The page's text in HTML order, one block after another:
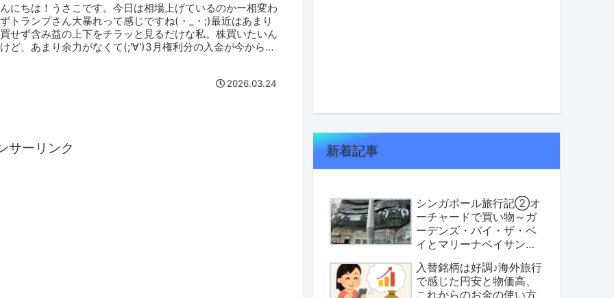
にちは！うさこです。今日は相場上げているのかー相変わ
トランプさん大暴れって感じですね(・_・;)最近はあまり
せず含み益の上下をチラッと見るだけな私。株買いたいん
ど、あまり余力がなくて(;'∀')3月権利分の入金が今から待
2026.03.24
サーリンク 新着記事
シンガポール旅行記②オ
ーチャードで買い物～ガ
ーデンズ・バイ・ザ・ベ
イとマリーナベイサンズ
入替銘柄は好調♪海外旅行
で感じた円安と物価高、
これからのお金の使い方